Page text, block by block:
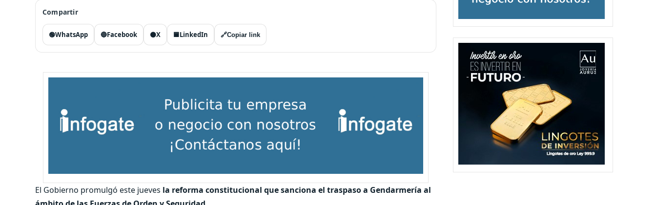
Compartir
🟢WhatsApp 🔵Facebook ⚫X 🟦LinkedIn 🔗Copiar link
El Gobierno promulgó este jueves la reforma constitucional que sanciona el traspaso a Gendarmería al